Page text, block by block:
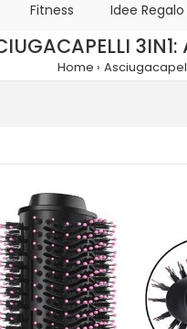
Fitness Idee Regalo
Home